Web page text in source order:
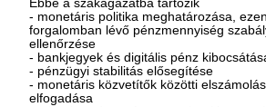
Ebbe a szakágazatba tartozik
- monetáris politika meghatározása,
forgalomban lévő pénzmennyiség
ellenőrzése
- bankjegyek és digitális pénz
- pénzügyi stabilitás elősegítése
- monetáris közvetítők közötti
elfogadása